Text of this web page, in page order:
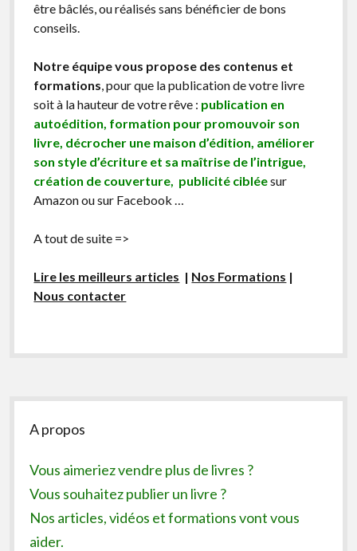
être bâclés, ou réalisés sans bénéficier de bons
conseils.
Notre équipe vous propose des contenus et
formations, pour que la publication de votre livre
soit à la hauteur de votre rêve : publication en
autoédition, formation pour promouvoir son
livre, décrocher une maison d’édition, améliorer
son style d’écriture et sa maîtrise de l’intrigue,
création de couverture, publicité cibléesur
Amazon ou sur Facebook …
A tout de suite =>
Lire les meilleurs articles | Nos Formations |
Nous contacter
Sidebar
A propos
Vous aimeriez vendre plus de livres ?
Vous souhaitez publier un livre ?
Nos articles, vidéos et formations vont vous
aider.